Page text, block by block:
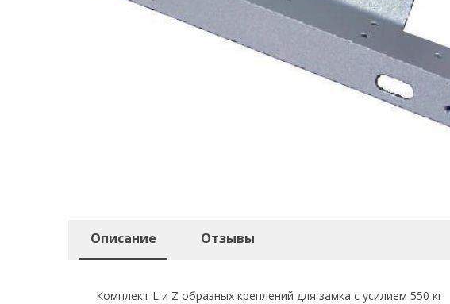
Описание Отзывы
Комплект L и Z образных креплений для замка с усилием 550 кг